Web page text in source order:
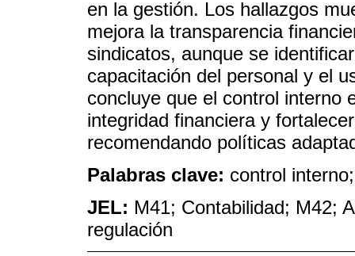
en la gestión. Los hallazgos
mejora la transparencia
sindicatos, aunque se
capacitación del personal y el
concluye que el control interno
integridad financiera y
recomendando políticas
Palabras clave: control
JEL: M41; Contabilidad; M42;
regulación